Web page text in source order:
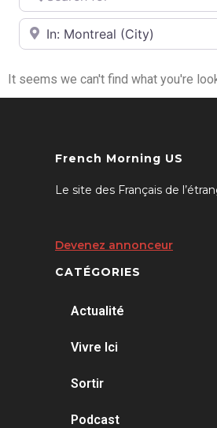
Near
It seems we can't find what you're
French Morning US
Le site des Français de
Devenez annonceur
CATÉGORIES
Actualité
Vivre Ici
Sortir
Podcast